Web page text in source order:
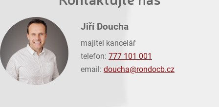
Jiří Doucha
majitel kancelář
telefon: 777 101 001
email: doucha@rondocb.cz